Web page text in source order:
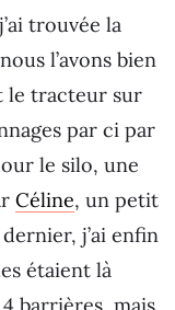
trouvée la
l’avons bien
le tracteur sur
par ci par
le silo, une
Céline, un petit
j’ai enfin
étaient là